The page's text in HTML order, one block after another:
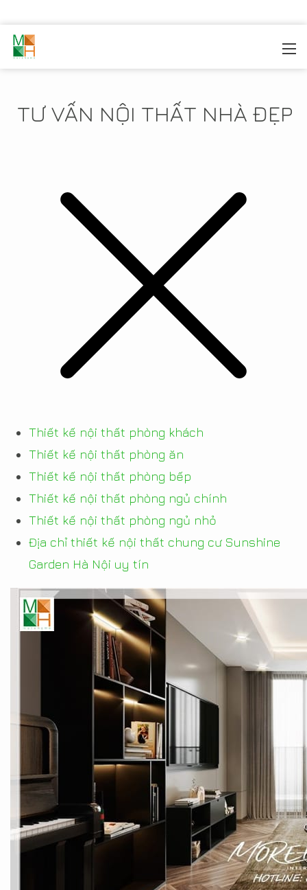
TƯ VẤN NỘI THẤT NHÀ ĐẸP
Thiết kế nội thất phòng khách
Thiết kế nội thất phòng ăn
Thiết kế nội thất phòng bếp
Thiết kế nội thất phòng ngủ chính
Thiết kế nội thất phòng ngủ nhỏ
Địa chỉ thiết kế nội thất chung cư Sunshine
Garden Hà Nội uy tín